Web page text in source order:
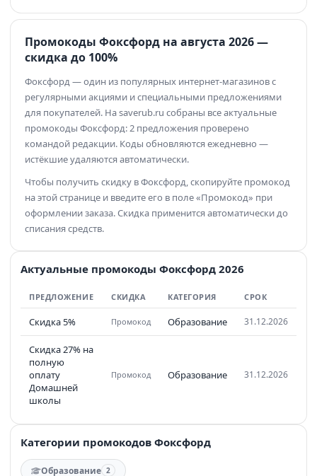
Промокоды Фоксфорд на августа 2026 —
скидка до 100%
Фоксфорд — один из популярных интернет-магазинов с
регулярными акциями и специальными предложениями
для покупателей. На saverub.ru собраны все актуальные
промокоды Фоксфорд: 2 предложения проверено
командой редакции. Коды обновляются ежедневно —
истёкшие удаляются автоматически.
Чтобы получить скидку в Фоксфорд, скопируйте промокод
на этой странице и введите его в поле «Промокод» при
оформлении заказа. Скидка применится автоматически до
списания средств.
Актуальные промокоды Фоксфорд 2026
ПРЕДЛОЖЕНИЕ СКИДКА КАТЕГОРИЯ СРОК
Скидка 5% Промокод Образование 31.12.2026
Скидка 27% на
полную
оплату
Домашней
школы
Промокод Образование 31.12.2026
Категории промокодов Фоксфорд
Образование 2